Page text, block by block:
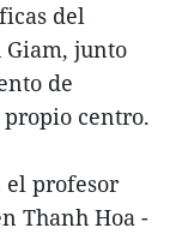
del
Giam, junto
de
centro.
el profesor
Thanh Hoa -